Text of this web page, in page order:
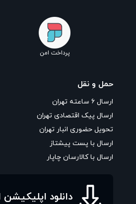
پرداخت امن
حمل و نقل
ارسال ۶ ساعته تهران
ارسال پیک اقتصادی تهران
تحویل حضوری انبار تهران
ارسال با پست پیشتاز
ارسال با کالارسان چاپار
دانلود اپلیکیشن